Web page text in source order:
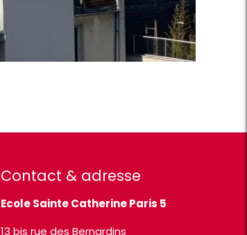
Contact & adresse
Ecole Sainte Catherine Paris 5
13 bis rue des Bernardins